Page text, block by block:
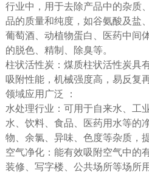
行业中，用于去除产品中的杂质
品的质量和纯度，如谷氨酸及盐
葡萄酒、动植物蛋白、医药中间
的脱色、精制、除臭等。
柱状活性炭：煤质柱状活性炭具
吸附性能，机械强度高，易反复
领域应用广泛 ：
水处理行业：可用于自来水、工
水、饮料、食品、医药用水等的
物、余氯、异味、色度等杂质，
空气净化：能有效吸附空气中的
装修、写字楼、公共场所等场所